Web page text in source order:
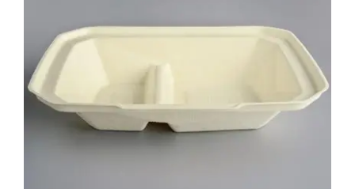
Kontakt